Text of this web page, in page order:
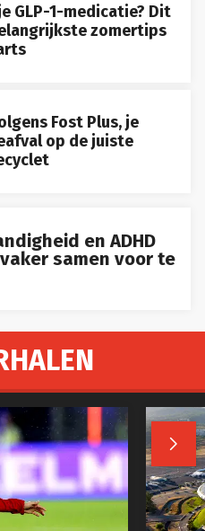
GLP-1-medicatie? Dit
zomertips
Fost Plus, je
op de juiste
en ADHD
samen voor te
